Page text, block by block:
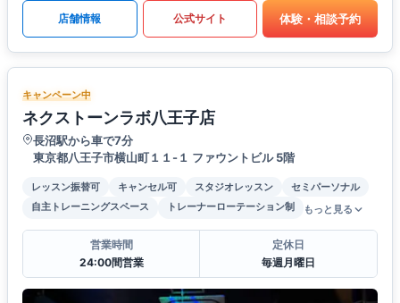
店舗情報 公式サイト 体験・相談予約
キャンペーン中
ネクストーンラボ八王子店
長沼駅から車で7分
東京都八王子市横山町１１-１ ファウントビル 5階
レッスン振替可 キャンセル可 スタジオレッスン
セミパーソナル
自主トレーニングスペース
トレーナーローテーション制 もっと見る
営業時間
24:00間営業
定休日
毎週月曜日